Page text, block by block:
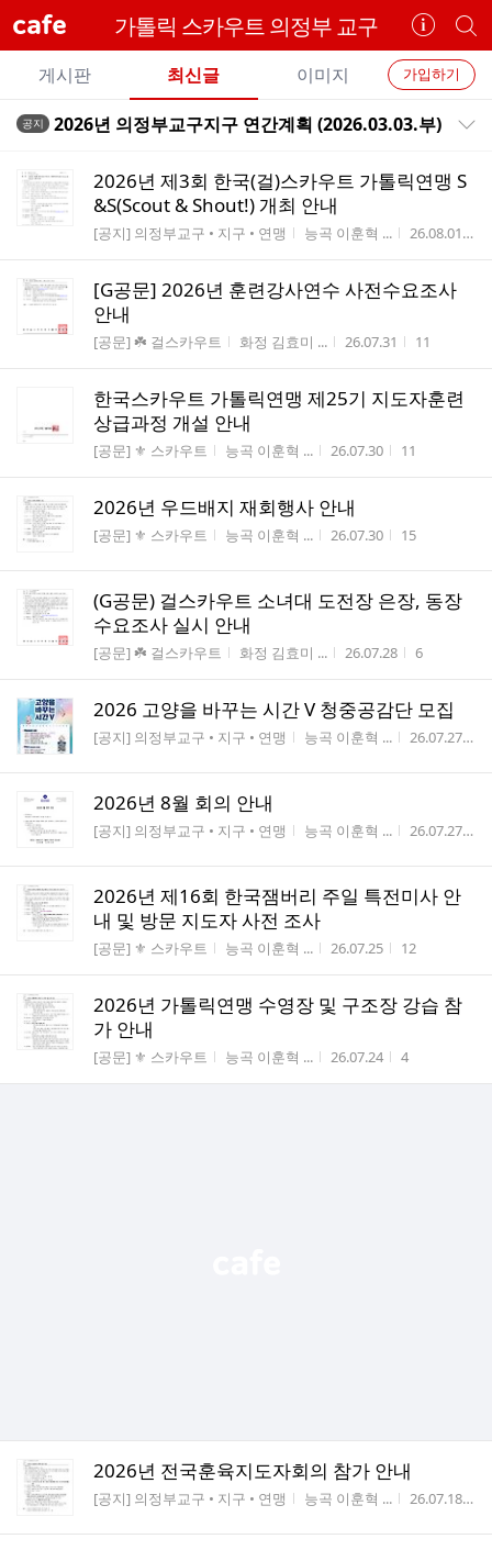
cafe 가톨릭 스카우트 의정부 교구
카
페
정
보
보
개
별
카
페
검
카
가입하기
게시판 최신글 이미지
전공지 2026년 의정부교구지구 연간계획 (2026.03.03.부)
2026년 제3회 한국(걸)스카우트 가톨릭연맹 S
&S(Scout & Shout!) 개최 안내
게시판명
[공지] 의정부교구 • 지구 • 연맹 작성자
능곡 이훈혁 ... 작성시간
26.08.01
[G공문] 2026년 훈련강사연수 사전수요조사
안내
게시판명
[공문] ☘️ 걸스카우트 작성자
화정 김효미 ... 작성시간
26.07.31 조회수
11
한국스카우트 가톨릭연맹 제25기 지도자훈련
상급과정 개설 안내
게시판명
[공문] ⚜️ 스카우트 작성자
능곡 이훈혁 ... 작성시간
26.07.30 조회수
11
2026년 우드배지 재회행사 안내
게시판명
[공문] ⚜️ 스카우트 작성자
능곡 이훈혁 ... 작성시간
26.07.30 조회수
15
(G공문) 걸스카우트 소녀대 도전장 은장, 동장
수요조사 실시 안내
게시판명
[공문] ☘️ 걸스카우트 작성자
화정 김효미 ... 작성시간
26.07.28 조회수
6
2026 고양을 바꾸는 시간 V 청중공감단 모집
게시판명
[공지] 의정부교구 • 지구 • 연맹 작성자
능곡 이훈혁 ... 작성시간
26.07.27
2026년 8월 회의 안내
게시판명
[공지] 의정부교구 • 지구 • 연맹 작성자
능곡 이훈혁 ... 작성시간
26.07.27
2026년 제16회 한국잼버리 주일 특전미사 안
내 및 방문 지도자 사전 조사
게시판명
[공문] ⚜️ 스카우트 작성자
능곡 이훈혁 ... 작성시간
26.07.25 조회수
12
2026년 가톨릭연맹 수영장 및 구조장 강습 참
가 안내
게시판명
[공문] ⚜️ 스카우트 작성자
능곡 이훈혁 ... 작성시간
26.07.24 조회수
4
2026년 전국훈육지도자회의 참가 안내
게시판명
[공지] 의정부교구 • 지구 • 연맹 작성자
능곡 이훈혁 ... 작성시간
26.07.18